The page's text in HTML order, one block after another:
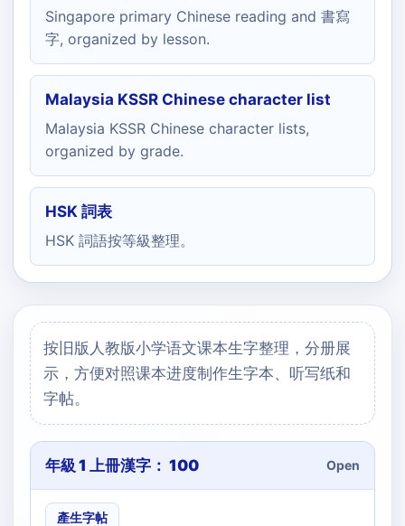
Singapore primary Chinese reading and 書寫
字, organized by lesson.
Malaysia KSSR Chinese character list
Malaysia KSSR Chinese character lists,
organized by grade.
HSK 詞表
HSK 詞語按等級整理。
按旧版人教版小学语文课本生字整理，分册展
示，方便对照课本进度制作生字本、听写纸和
字帖。
年級 1 上冊漢字： 100 Open
產生字帖